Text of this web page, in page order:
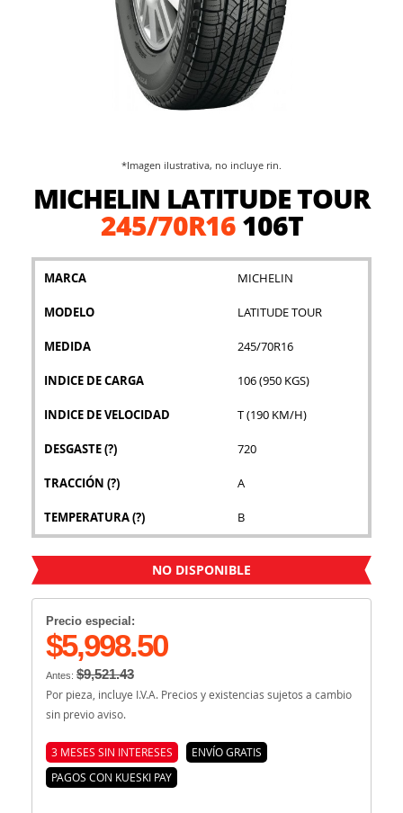
MICHELIN LATITUDE TOUR
245/70R16106T
MARCA MICHELIN
MODELO LATITUDE TOUR
MEDIDA 245/70R16
INDICE DE CARGA 106 (950 KGS)
INDICE DE VELOCIDAD T (190 KM/H)
DESGASTE(?) 720
TRACCIÓN (?) A
TEMPERATURA(?) B
NO DISPONIBLE
Precio especial:
$5,998.50
Antes: $9,521.43
Por pieza, incluye I.V.A. Precios y existencias sujetos a cambio
sin previo aviso.
3 MESES SIN INTERESES
ENVÍO GRATIS
PAGOS CON KUESKI PAY
*Imagen ilustrativa, no incluye rin.
galería
imágenes